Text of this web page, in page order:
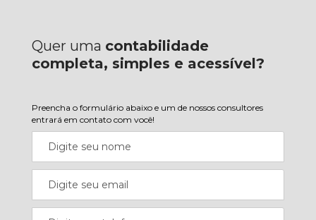
Quer uma contabilidade
completa, simples e acessível?
Preencha o formulário abaixo e um de nossos consultores
entrará em contato com você!